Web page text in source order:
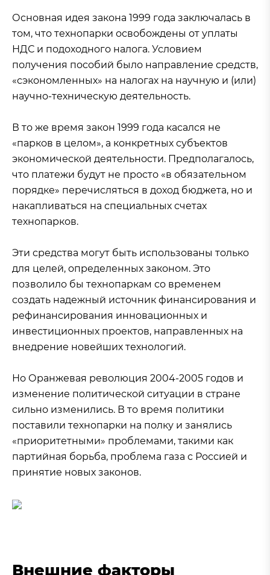
Основная идея закона 1999 года заключалась в
том, что технопарки освобождены от уплаты
НДС и подоходного налога. Условием
получения пособий было направление средств,
«сэкономленных» на налогах на научную и (или)
научно-техническую деятельность.
В то же время закон 1999 года касался не
«парков в целом», а конкретных субъектов
экономической деятельности. Предполагалось,
что платежи будут не просто «в обязательном
порядке» перечисляться в доход бюджета, но и
накапливаться на специальных счетах
технопарков.
Эти средства могут быть использованы только
для целей, определенных законом. Это
позволило бы технопаркам со временем
создать надежный источник финансирования и
рефинансирования инновационных и
инвестиционных проектов, направленных на
внедрение новейших технологий.
Но Оранжевая революция 2004-2005 годов и
изменение политической ситуации в стране
сильно изменились. В то время политики
поставили технопарки на полку и занялись
«приоритетными» проблемами, такими как
партийная борьба, проблема газа с Россией и
принятие новых законов.
Внешние факторы